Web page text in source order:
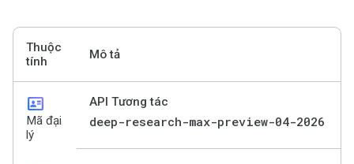
Thuộc
tính
Mô tả
id_card
Mã đại
lý
API Tương tác
deep-research-max-preview-04-2026